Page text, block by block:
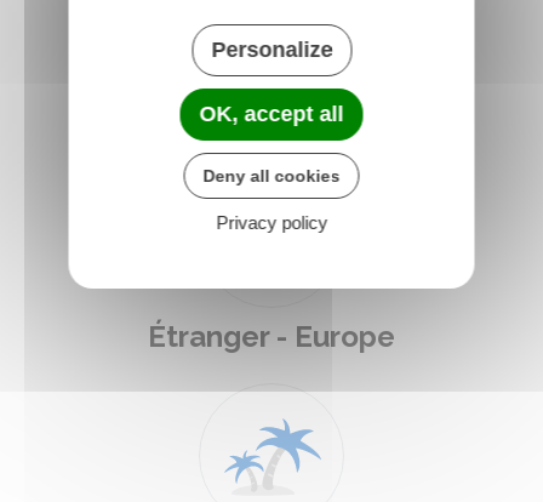
Justice
Étranger - Europe
Personalize
OK, accept all
Deny all cookies
Privacy policy